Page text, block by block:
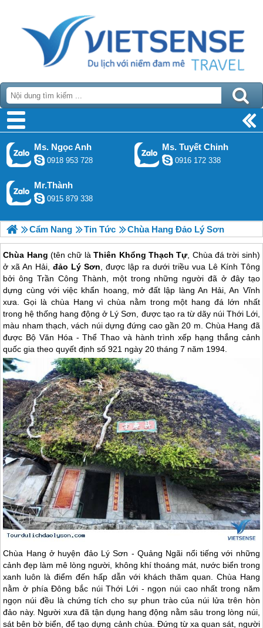
Ms. Ngọc Anh
0918 953 728
Ms. Tuyết Chinh
0916 172 338
Mr.Thành
0915 879 338
Cẩm Nang Tin Tức Chùa Hang Đảo Lý Sơn
Chùa Hang (tên chữ làThiên Khổng Thạch Tự, Chùa đá trời sinh)
ở xã An Hải,đảo Lý Sơn, được lập ra dưới triều vua Lê Kính Tông
bởi ông Trần Công Thành, một trong những người đã ở đây tạo
dựng cùng với việc khẩn hoang, mở đất lập làng An Hải, An Vĩnh
xưa. Gọi là chùa Hang vì chùa nằm trong một hang đá lớn nhất
trong hệ thống hang động ở Lý Sơn, được tạo ra từ dãy núi Thới Lới,
màu nham thạch, vách núi dựng đứng cao gần 20 m. Chùa Hang đã
được Bộ Văn Hóa - Thể Thao và hành trình xếp hạng thắng cảnh
quốc gia theo quyết định số 921 ngày 20 tháng 7 năm 1994.
Chùa Hang ở huyện đảo Lý Sơn - Quảng Ngãi nổi tiếng với những
cảnh đẹp làm mê lòng người, không khí thoáng mát, nước biển trong
xanh luôn là điểm đến hấp dẫn với khách thăm quan. Chùa Hang
nằm ở phía Đông bắc núi Thới Lới - ngọn núi cao nhất trong năm
ngọn núi đều là chứng tích cho sự phun trào của núi lửa trên hòn
đảo này. Người xưa đã tận dụng hang động nằm sâu trong lòng núi,
sát bên bờ biển, để tạo dựng cảnh chùa. Đứng từ xa quan sát, người